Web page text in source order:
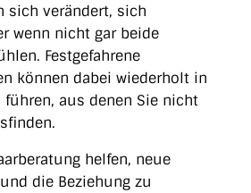
sich verändert, sich
wenn nicht gar beide
Festgefahrene
können dabei wiederholt in
aus denen Sie nicht
helfen, neue
die Beziehung zu